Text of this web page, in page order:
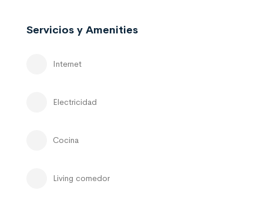
Servicios y Amenities
Internet
Electricidad
Cocina
Living comedor